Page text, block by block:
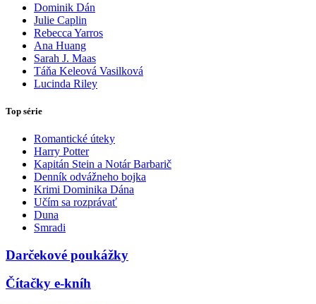
Dominik Dán
Julie Caplin
Rebecca Yarros
Ana Huang
Sarah J. Maas
Táňa Keleová Vasilková
Lucinda Riley
Top série
Romantické úteky
Harry Potter
Kapitán Stein a Notár Barbarič
Denník odvážneho bojka
Krimi Dominika Dána
Učím sa rozprávať
Duna
Smradi
Darčekové poukážky
Čítačky e-kníh